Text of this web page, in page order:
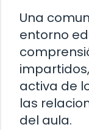
Una
entorno
activa de
las
del aula.